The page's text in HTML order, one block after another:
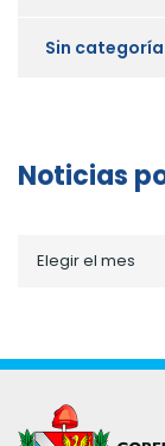
Sin categoría
Noticias
porElegir el mes